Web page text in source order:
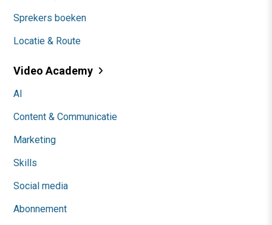
Sprekers boeken
Locatie & Route
Video Academy
AI
Content & Communicatie
Marketing
Skills
Social media
Abonnement